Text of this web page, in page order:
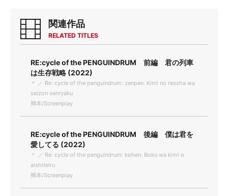
関連作品
RELATED TITLES
RE:cycle of the PENGUINDRUM 前編 君の列車
は生存戦略 (2022)
＊ ／ Re: cycle of the penguindrum: zenpen. Kimi no ressha wa
seizon senryaku
脚本/Screenplay
RE:cycle of the PENGUINDRUM 後編 僕は君を
愛してる (2022)
＊ ／ Re: cycle of the penguindrum: kohen. Boku wa kimi o
aishiteiru
脚本/Screenplay